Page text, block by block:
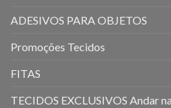
ADESIVOS PARA OBJETOS
Promoções Tecidos
FITAS
TECIDOS EXCLUSIVOS Andar